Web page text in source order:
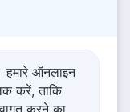
हमारे ऑनलाइन
करें, ताकि
करने का